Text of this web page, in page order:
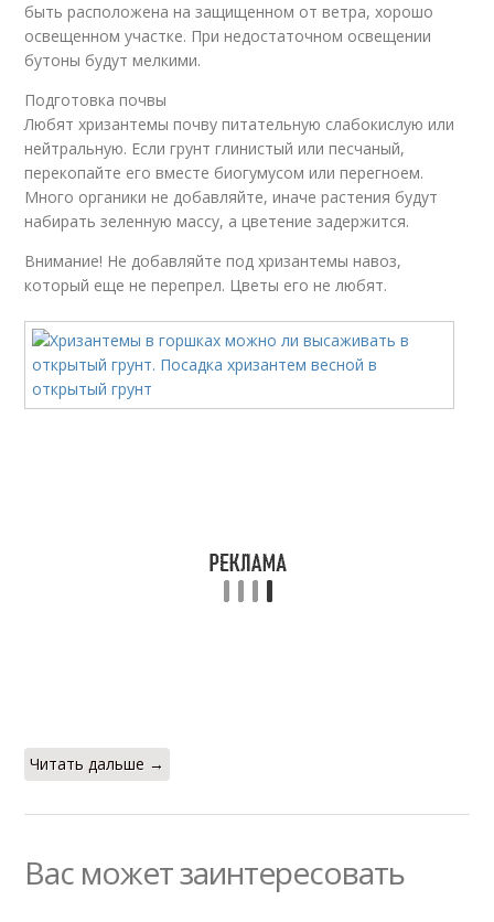
быть расположена на защищенном от ветра, хорошо
освещенном участке. При недостаточном освещении
бутоны будут мелкими.
Подготовка почвы
Любят хризантемы почву питательную слабокислую или
нейтральную. Если грунт глинистый или песчаный,
перекопайте его вместе биогумусом или перегноем.
Много органики не добавляйте, иначе растения будут
набирать зеленную массу, а цветение задержится.
Внимание! Не добавляйте под хризантемы навоз,
который еще не перепрел. Цветы его не любят.
Читать дальше →
Вас может заинтересовать